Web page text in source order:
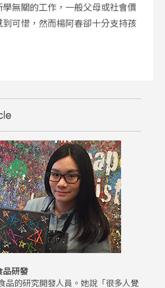
無關的工作，一般父母或社會價
可惜，然而楊阿春卻十分支持孩
品研發
品的研究開發人員。她說「很多人覺